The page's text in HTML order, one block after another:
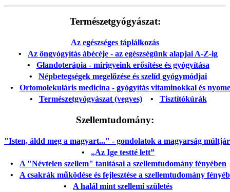
Természetgyógyászat:
Az egészséges táplálkozás
• Az öngyógyítás ábécéje - az egészségünk alapjai A-Z-ig
• Glandoterápia - mirigyeink erősítése és gyógyítása
• Népbetegségek megelőzése és szelíd gyógymódjai
• Ortomolekuláris medicina - gyógyítás vitaminokkal és
• Természetgyógyászat (vegyes)• Tisztítókúrák
Szellemtudomány:
"Isten, áldd meg a magyart..." - gondolatok a magyarság
• „Az Ige testté lett”
• A "Névtelen szellem" tanításai a szellemtudomány fényében
• A csakrák működése és fejlesztése a szellemtudomány
• A halál mint szellemi születés